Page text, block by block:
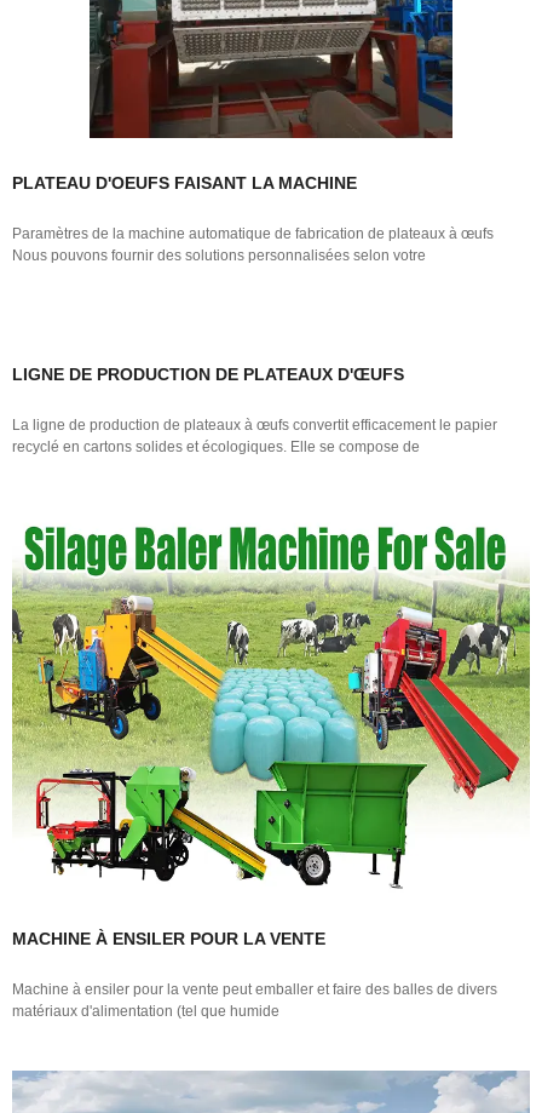
PLATEAU D'OEUFS FAISANT LA MACHINE
Paramètres de la machine automatique de fabrication de plateaux à œufs
Nous pouvons fournir des solutions personnalisées selon votre
LIGNE DE PRODUCTION DE PLATEAUX D'ŒUFS
La ligne de production de plateaux à œufs convertit efficacement le papier
recyclé en cartons solides et écologiques. Elle se compose de
MACHINE À ENSILER POUR LA VENTE
Machine à ensiler pour la vente peut emballer et faire des balles de divers
matériaux d'alimentation (tel que humide